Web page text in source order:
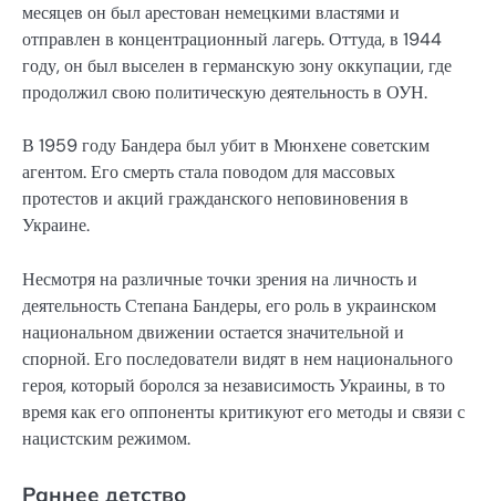
месяцев он был арестован немецкими властями и
отправлен в концентрационный лагерь. Оттуда, в 1944
году, он был выселен в германскую зону оккупации, где
продолжил свою политическую деятельность в ОУН.
В 1959 году Бандера был убит в Мюнхене советским
агентом. Его смерть стала поводом для массовых
протестов и акций гражданского неповиновения в
Украине.
Несмотря на различные точки зрения на личность и
деятельность Степана Бандеры, его роль в украинском
национальном движении остается значительной и
спорной. Его последователи видят в нем национального
героя, который боролся за независимость Украины, в то
время как его оппоненты критикуют его методы и связи с
нацистским режимом.
Раннее детство